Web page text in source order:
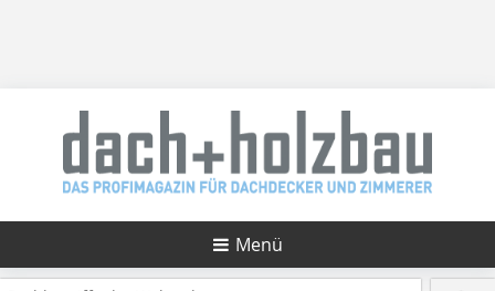
Menü